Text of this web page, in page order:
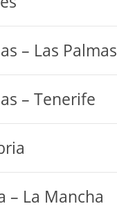
– Las Palmas
– Tenerife
– La Mancha